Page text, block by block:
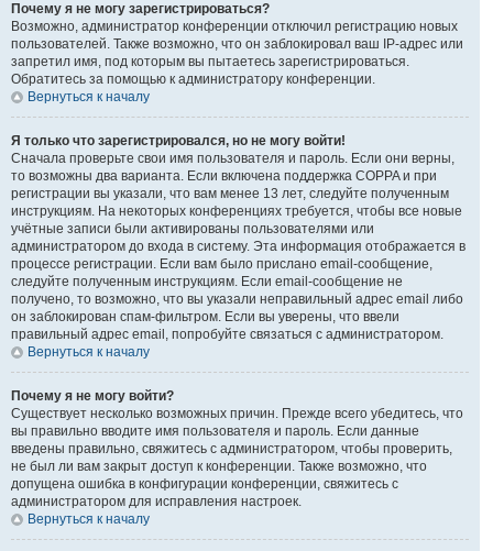
Почему я не могу зарегистрироваться?
Возможно, администратор конференции отключил регистрацию новых
пользователей. Также возможно, что он заблокировал ваш IP-адрес или
запретил имя, под которым вы пытаетесь зарегистрироваться.
Обратитесь за помощью к администратору конференции.
Вернуться к началу
Я только что зарегистрировался, но не могу войти!
Сначала проверьте свои имя пользователя и пароль. Если они верны,
то возможны два варианта. Если включена поддержка COPPA и при
регистрации вы указали, что вам менее 13 лет, следуйте полученным
инструкциям. На некоторых конференциях требуется, чтобы все новые
учётные записи были активированы пользователями или
администратором до входа в систему. Эта информация отображается в
процессе регистрации. Если вам было прислано email-сообщение,
следуйте полученным инструкциям. Если email-сообщение не
получено, то возможно, что вы указали неправильный адрес email либо
он заблокирован спам-фильтром. Если вы уверены, что ввели
правильный адрес email, попробуйте связаться с администратором.
Вернуться к началу
Почему я не могу войти?
Существует несколько возможных причин. Прежде всего убедитесь, что
вы правильно вводите имя пользователя и пароль. Если данные
введены правильно, свяжитесь с администратором, чтобы проверить,
не был ли вам закрыт доступ к конференции. Также возможно, что
допущена ошибка в конфигурации конференции, свяжитесь с
администратором для исправления настроек.
Вернуться к началу